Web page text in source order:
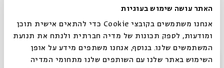
האתר עושה שימוש בעוגיות
אנחנו משתמשים בקובצי Cookie כדי להתאים אישית תוכן
ומודעות, לספק תכונות של מדיה חברתית ולנתח את תנועת
המשתמשים שלנו. בנוסף, אנחנו משתפים מידע על אופן
השימוש באתר שלנו עם השותפים שלנו מתחומי המדיה
סגור